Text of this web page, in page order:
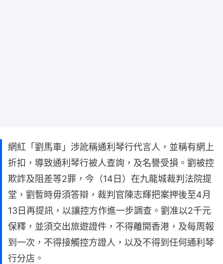
網紅「劉馬車」涉訛稱通利琴行代言人，並稱有網上
折扣，導致通利琴行被人查詢，及名譽受損。劉被控
欺詐及阻差等2罪，今（14日）在九龍城裁判法院提
堂，劉暫時毋須答辯，裁判官陳志輝把案押後至4月
13日再提訊，以讓控方作進一步調查。劉准以2千元
保釋，並須交出旅遊證件，不得離開香港，及每周報
到一次，不得接觸控方證人，以及不得到任何通利琴
行分店。